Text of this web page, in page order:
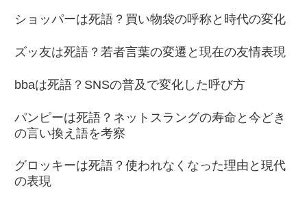
ショッパーは死語？買い物袋の呼称と時代の変化
ズッ友は死語？若者言葉の変遷と現在の友情表現
bbaは死語？SNSの普及で変化した呼び方
パンピーは死語？ネットスラングの寿命と今どき
の言い換え語を考察
グロッキーは死語？使われなくなった理由と現代
の表現